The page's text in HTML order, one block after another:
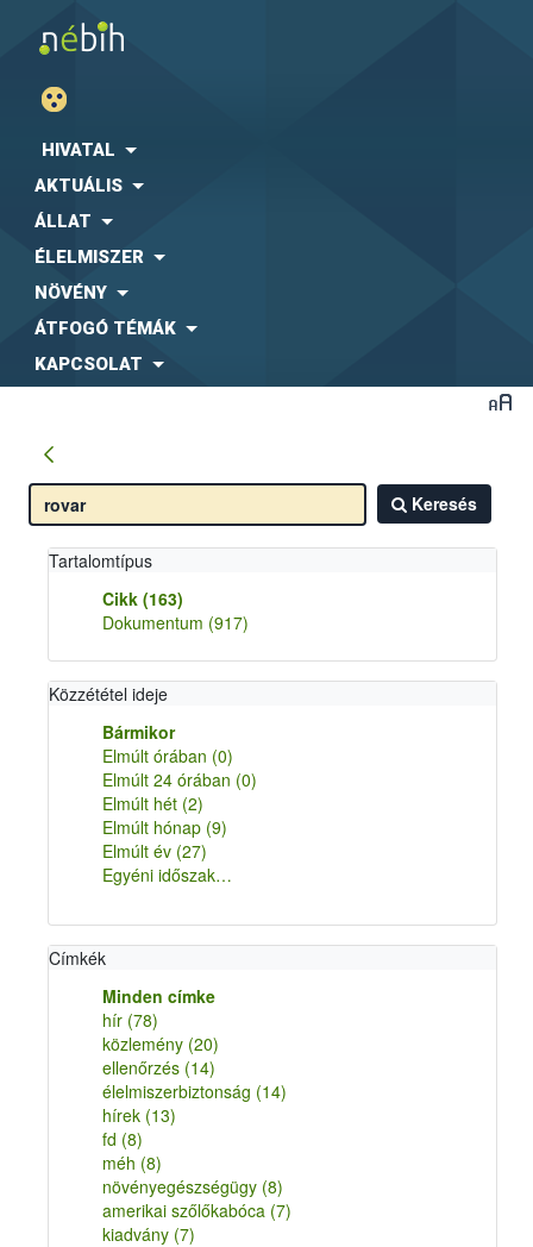
HIVATAL
AKTUÁLIS
ÁLLAT
ÉLELMISZER
NÖVÉNY
ÁTFOGÓ TÉMÁK
KAPCSOLAT
Keresés
Tartalomtípus
Cikk (163)
Dokumentum (917)
Közzététel ideje
Bármikor
Elmúlt órában (0)
Elmúlt 24 órában (0)
Elmúlt hét (2)
Elmúlt hónap (9)
Elmúlt év (27)
Egyéni időszak…
Címkék
Minden címke
hír (78)
közlemény (20)
ellenőrzés (14)
élelmiszerbiztonság (14)
hírek (13)
fd (8)
méh (8)
növényegészségügy (8)
amerikai szőlőkabóca (7)
kiadvány (7)